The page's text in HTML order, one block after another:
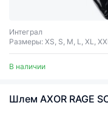
Интеграл
Размеры: XS, S, M, L, XL,
В наличии
Шлем AXOR RAGE